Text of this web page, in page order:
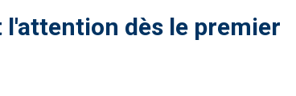
dès le premier